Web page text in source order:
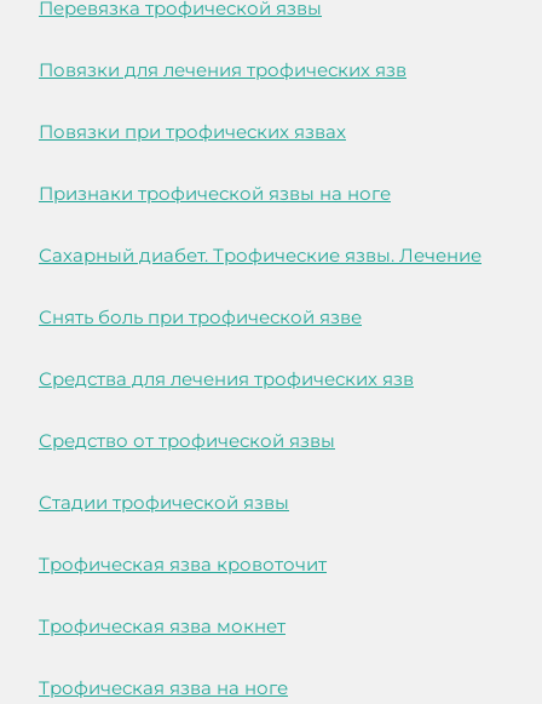
Перевязка трофической язвы
Повязки для лечения трофических язв
Повязки при трофических язвах
Признаки трофической язвы на ноге
Сахарный диабет. Трофические язвы. Лечение
Снять боль при трофической язве
Средства для лечения трофических язв
Средство от трофической язвы
Стадии трофической язвы
Трофическая язва кровоточит
Трофическая язва мокнет
Трофическая язва на ноге